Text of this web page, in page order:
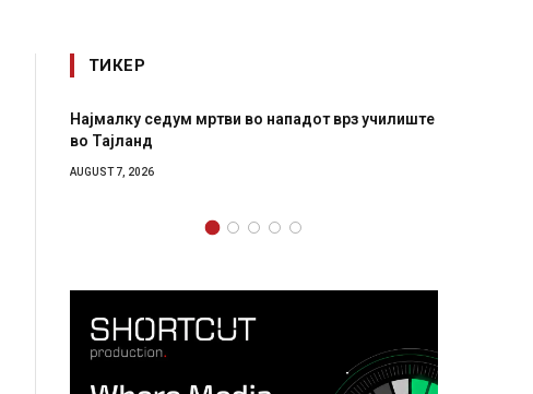
ТИКЕР
Најмалку седум мртви во нападот врз училиште
во Тајланд
AUGUST 7, 2026
СОЗИС: